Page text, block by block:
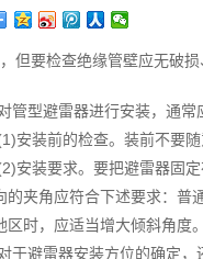
但要检查绝缘管壁应无破
管型避雷器进行安装，通
安装前的检查。装前不要
安装要求。要把避雷器固
的夹角应符合下述要求：普
区时，应适当增大倾斜角度
于避雷器安装方位的确定